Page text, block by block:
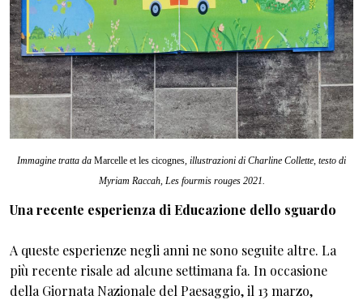
Immagine tratta da Marcelle et les cicognes , illustrazioni di Charline Collette, testo di
Myriam Raccah, Les fourmis rouges 2021.
Una recente esperienza di Educazione dello sguardo
A queste esperienze negli anni ne sono seguite altre. La
più recente risale ad alcune settimana fa. In occasione
della Giornata Nazionale del Paesaggio, il 13 marzo,